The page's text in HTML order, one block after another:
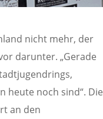
nicht mehr, der
darunter. „Gerade
heute noch sind“. Die
an den